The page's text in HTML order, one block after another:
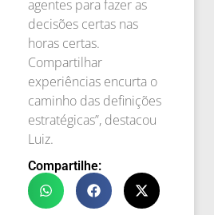
agentes para fazer as
decisões certas nas
horas certas.
Compartilhar
experiências encurta o
caminho das definições
estratégicas”, destacou
Luiz.
Compartilhe: